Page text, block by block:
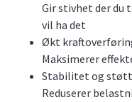
Gir stivhet der du
vil ha det
Økt
Maksimerer
Stabilitet og
Reduserer